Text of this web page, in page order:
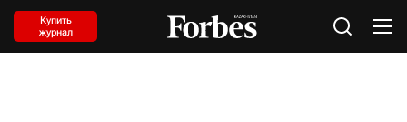
Купить
журнал